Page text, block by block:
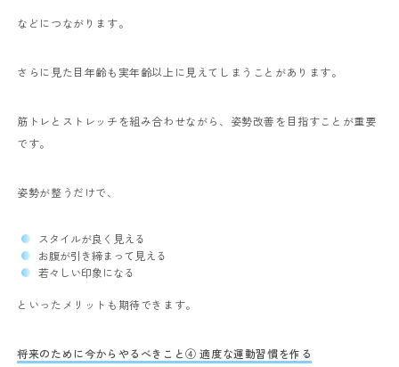
などにつながります。
さらに見た目年齢も実年齢以上に見えてしまうことがあります。
筋トレとストレッチを組み合わせながら、姿勢改善を目指すことが重要
です。
姿勢が整うだけで、
スタイルが良く見える
お腹が引き締まって見える
若々しい印象になる
といったメリットも期待できます。
将来のために今からやるべきこと④ 適度な運動習慣を作る